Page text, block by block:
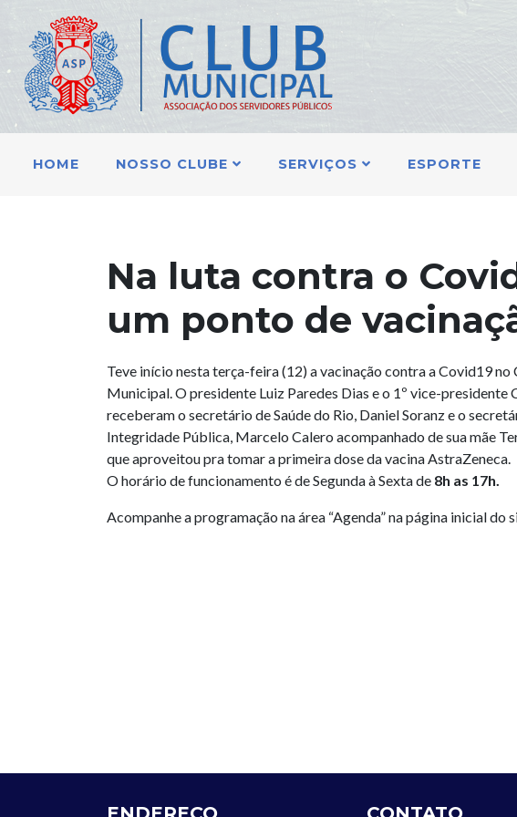
HOME NOSSO CLUBE SERVIÇOS ESPORTE
Na luta contra o
um ponto de
Teve início nesta terça-feira (12) a vacinação contra a Covid19 no
Municipal. O presidente Luiz Paredes Dias e o 1º vice-presidente
receberam o secretário de Saúde do Rio, Daniel Soranz e o
Integridade Pública, Marcelo Calero acompanhado de sua mãe
que aproveitou pra tomar a primeira dose da vacina AstraZeneca.
O horário de funcionamento é de Segunda à Sexta de 8h as 17h.
Acompanhe a programação na área “Agenda” na página inicial do